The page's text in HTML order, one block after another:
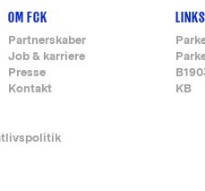
OM FCK
Partnerskaber
Job & karriere
Presse
Kontakt
LINKS
KB